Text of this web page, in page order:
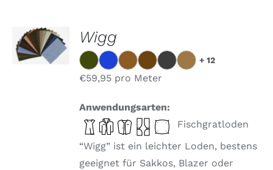
OPTIONEN
WÄHLEN
DIESES
PRODUKT
/
DETAILS
Wigg
+ 12
€59,95 pro Meter
Anwendungsarten:
Fischgratloden
“Wigg” ist ein leichter Loden, bestens
geeignet für Sakkos, Blazer oder